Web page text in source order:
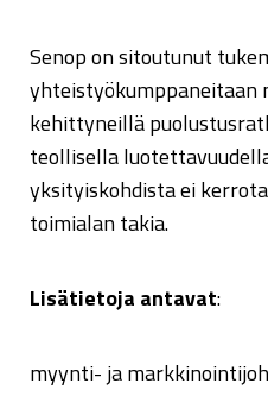
Senop on sitoutunut
yhteistyökumppaneitaan
kehittyneillä
teollisella
yksityiskohdista ei
toimialan takia.
Lisätietoja antavat:
myynti- ja